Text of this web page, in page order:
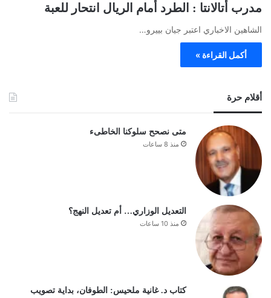
مدرب أتالانتا : الطرد أمام الريال انتحار للعبة
الشاهين الاخباري اعتبر جيان بييرو…
أكمل القراءة »
أقلام حرة
متى نصحح سلوكنا الخاطىء
منذ 8 ساعات
التعديل الوزاري… أم تعديل النهج؟
منذ 10 ساعات
كتاب د. غانية ملحيس: الطوفان، بداية تصويب